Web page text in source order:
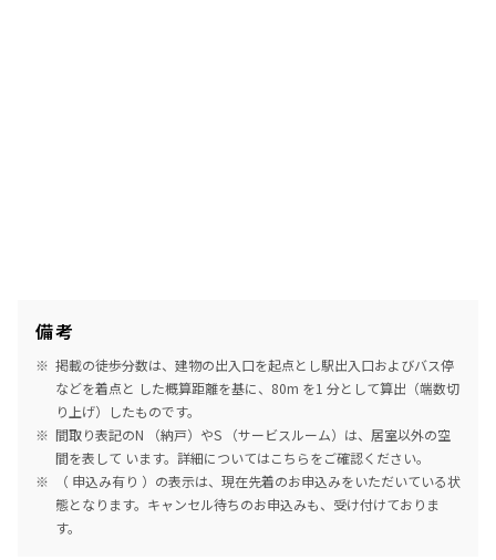
備考
掲載の徒歩分数は、建物の出入口を起点とし駅出入口およびバス停
などを着点と した概算距離を基に、80m を1 分として算出（端数切
り上げ）したものです。
間取り表記のN （納戸）やS （サービスルーム）は、居室以外の空
間を表して います。詳細についてはこちらをご確認ください。
（ 申込み有り ）の表示は、現在先着のお申込みをいただいている状
態となります。キャンセル待ちのお申込みも、受け付けておりま
す。